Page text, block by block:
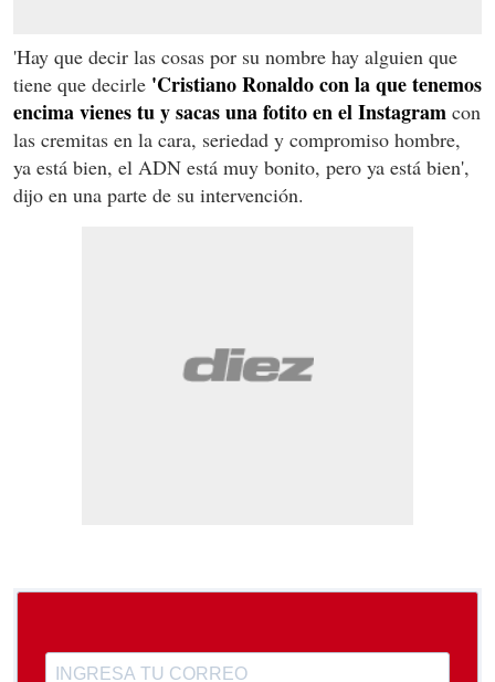
'Hay que decir las cosas por su nombre hay alguien que
tiene que decirle 'Cristiano Ronaldo con la que tenemos
encima vienes tu y sacas una fotito en el Instagram con
las cremitas en la cara, seriedad y compromiso hombre,
ya está bien, el ADN está muy bonito, pero ya está bien',
dijo en una parte de su intervención.